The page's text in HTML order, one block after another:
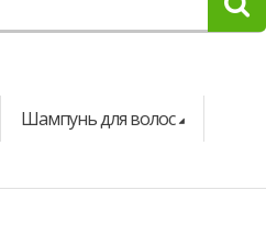
Шампунь для волос